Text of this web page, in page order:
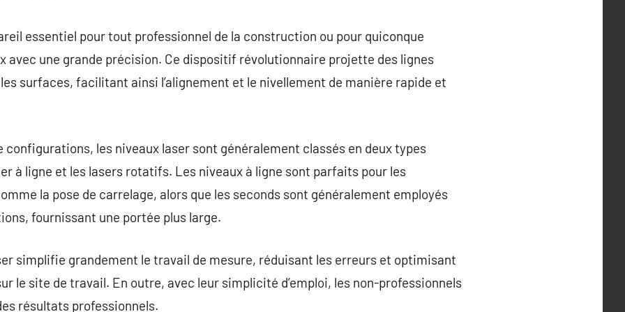
essentiel pour tout professionnel de la construction ou pour quiconque
avec une grande précision. Ce dispositif révolutionnaire projette des lignes
surfaces, facilitant ainsi l’alignement et le nivellement de manière rapide et
configurations, les niveaux laser sont généralement classés en deux types
à ligne et les lasers rotatifs. Les niveaux à ligne sont parfaits pour les
la pose de carrelage, alors que les seconds sont généralement employés
fournissant une portée plus large.
simplifie grandement le travail de mesure, réduisant les erreurs et optimisant
le site de travail. En outre, avec leur simplicité d’emploi, les non-professionnels
résultats professionnels.